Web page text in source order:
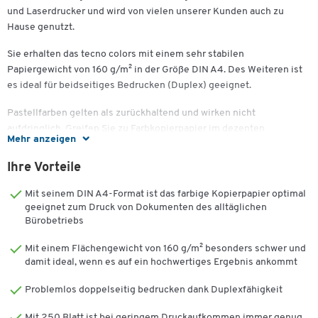
Mehr anzeigen
und Laserdrucker und wird von vielen unserer Kunden auch zu
Hause genutzt.
Sie erhalten das tecno colors mit einem sehr stabilen
Papiergewicht von 160 g/m² in der Größe DIN A4. Des Weiteren ist
es ideal für beidseitiges Bedrucken (Duplex) geeignet.
Pastellfarben gelten als zurückhaltend und wirken nicht
aufdringlich. Greifen Sie zu Farbkopierpapier im dezenten
Pastellfarbton, wenn Sie der geschäftlichen Kommunikation eine
individuelle und zugleich stilvolle Note mitgeben wollen. Im
besonders gut zum Erstellen von Einladungskarten, Collagen etc.
Eigenschaften wie höhere Papierdicke und ein
ordentliche Steifigkeit sowie Biegefestigkeit. Gemeinsam mit der
gleichmäßigen Blattbildung sind sie von Vorteil für eine besonders
gängigen Druckern. Dadurch bewältigen Sie auch hohe
Druckvolumina im arbeitsreichen Büroalltag problemlos.
Ihre Vorteile
Mit seinem DIN A4-Format ist das farbige Kopierpapier optimal
geeignet zum Druck von Dokumenten des alltäglichen
Bürobetriebs
Mit einem Flächengewicht von 160 g/m² besonders schwer und
damit ideal, wenn es auf ein hochwertiges Ergebnis ankommt
Problemlos doppelseitig bedrucken dank Duplexfähigkeit